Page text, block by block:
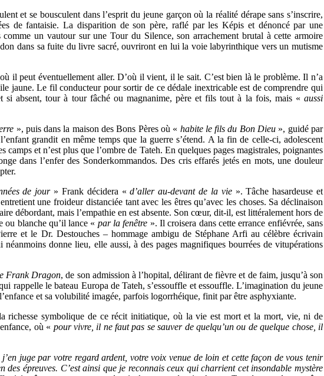
et se bousculent dans l’esprit du jeune garçon où la réalité dérape sans s’inscrire,
de fantaisie. La disparition de son père, raflé par les Képis et dénoncé par une
un vautour sur une Tour du Silence, son arrachement brutal à cette armoire
dans sa fuite du livre sacré, ouvriront en lui la voie labyrinthique vers un mutisme
il peut éventuellement aller. D’où il vient, il le sait. C’est bien là le problème. Il n’a
jaune. Le fil conducteur pour sortir de ce dédale inextricable est de comprendre qui
si absent, tour à tour fâché ou magnanime, père et fils tout à la fois, mais « aussi
», puis dans la maison des Bons Pères où « habite le fils du Bon Dieu », guidé par
grandit en même temps que la guerre s’étend. A la fin de celle-ci, adolescent
et n’est plus que l’ombre de Tateh. En quelques pages magistrales, poignantes
dans l’enfer des Sonderkommandos. Des cris effarés jetés en mots, une douleur
de jour» Frank décidera «d’aller au-devant de la vie». Tâche hasardeuse et
une froideur distanciée tant avec les êtres qu’avec les choses. Sa déclinaison
débordant, mais l’empathie en est absente. Son cœur, dit-il, est littéralement hors de
ou blanche qu’il lance « par la fenêtre ». Il croisera dans cette errance enfiévrée, sans
et le Dr. Destouches – hommage ambigu de Stéphane Arfi au célèbre écrivain
donne lieu, elle aussi, à des pages magnifiques bourrées de vitupérations
Frank Dragon, de son admission à l’hopital, délirant de fièvre et de faim, jusqu’à son
rappelle le bateau Europa de Tateh, s’essouffle et essouffle. L’imagination du jeune
et sa volubilité imagée, parfois logorrhéique, finit par être asphyxiante.
richesse symbolique de ce récit initiatique, où la vie est mort et la mort, vie, ni de
où « pour vivre, il ne faut pas se sauver de quelqu’un ou de quelque chose, il
juge par votre regard ardent, votre voix venue de loin et cette façon de vous tenir
des épreuves. C’est ainsi que je reconnais ceux qui charrient cet insondable mystère